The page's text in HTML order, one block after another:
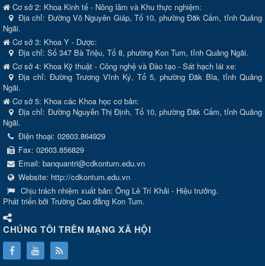
Cơ sở 2: Khoa Kinh tế - Nông lâm và Khu thực nghiệm:
Địa chỉ: Đường Võ Nguyên Giáp, Tổ 10, phường Đăk Cấm, tỉnh Quảng
Ngãi.
Cơ sở 3: Khoa Y - Dược:
Địa chỉ: Số 347 Bà Triệu, Tổ 8, phường Kon Tum, tỉnh Quảng Ngãi.
Cơ sở 4: Khoa Kỹ thuật - Công nghệ và Đào tạo - Sát hạch lái xe:
Địa chỉ: Đường Trương Vĩnh Ký, Tổ 5, phường Đăk Bla, tỉnh Quảng
Ngãi.
Cơ sở 5: Khoa các Khoa học cơ bản:
Địa chỉ: Đường Nguyễn Thị Định, Tổ 10, phường Đăk Cấm, tỉnh Quảng
Ngãi.
Điện thoại: 02603.864929
Fax: 02603.856829
Email: banquantri@cdkontum.edu.vn
Website: http://cdkontum.edu.vn
Chịu trách nhiệm xuất bản: Ông Lê Trí Khải - Hiệu trưởng.
Phát triển bởi Trường Cao đẳng Kon Tum.
CHÚNG TÔI TRÊN MẠNG XÃ HỘI